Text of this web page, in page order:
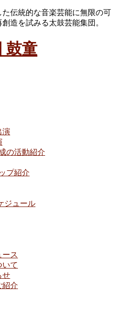
伝統的な音楽芸能に無限の可
造を試みる太鼓芸能集団。
演
の活動紹介
プ紹介
ジュール
ース
いて
せ
紹介